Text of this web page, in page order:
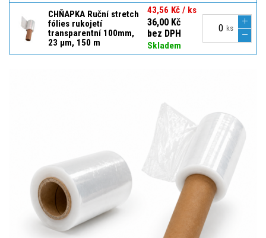
CHŇAPKA Ruční stretch
fólies rukojetí
transparentní 100mm,
23 µm, 150 m
43,56 Kč / ks
36,00 Kč
bez DPH
Skladem
ks